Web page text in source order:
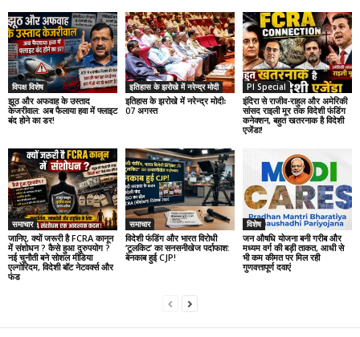
विपक्ष विशेष
झूठ और अफवाह के उस्ताद
केजरीवाल: अब फैलाया हवा में फ्लाइट
बंद होने का डर!
इतिहास के झरोखे में नरेन्द्र मोदी
इतिहास के झरोखे में नरेन्द्र मोदीः
07 अगस्त
PI Special
इंदिरा से राजीव-राहुल और अमेरिकी
सांसद राइली मूर तक विदेशी फंडिंग
कनेक्शन, बहुत खतरनाक है विदेशी
एजेंडा!
समाचार
जानिए, क्यों जरूरी है FCRA कानून
में संशोधन ? कैसे हुआ दुरुपयोग ?
नई चुनौती बने सोशल मीडिया
एल्गोरिदम, विदेशी बॉट नेटवर्क्स और
फंड
समाचार
विदेशी फंडिंग और भारत विरोधी
‘टूलकिट’ का सनसनीखेज पर्दाफाश:
बेनकाब हुई CJP!
विशेष
जन औषधि योजना बनी गरीब और
मध्यम वर्ग की बड़ी ताकत, आधी से
भी कम कीमत पर मिल रही
गुणवत्तापूर्ण दवाएं